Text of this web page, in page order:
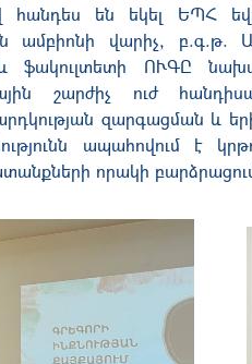
են եկել ԵՊՀ
ամբիոնի վարիչ, բ.գ.թ.
ֆակուլտետի ՈՒԳԸ
շարժիչ ուժ
զարգացման և
ապահովում է
որակի